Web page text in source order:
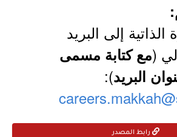
إلى البريد
(مع كتابة مسمى
البريد):
رابط المصدر